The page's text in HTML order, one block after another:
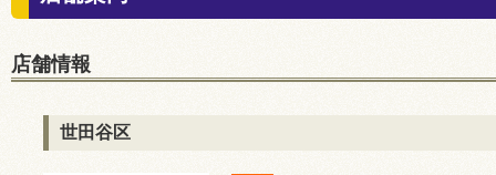
店舗情報
世田谷区